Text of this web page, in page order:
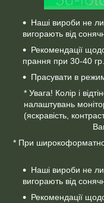
Наші вироби не
вигорають від
Рекомендації
прання при 30-40 гр.
Прасувати в
* Увага! Колір і
налаштувань
(яскравість,
* При
Наші вироби не
вигорають від
Рекомендації